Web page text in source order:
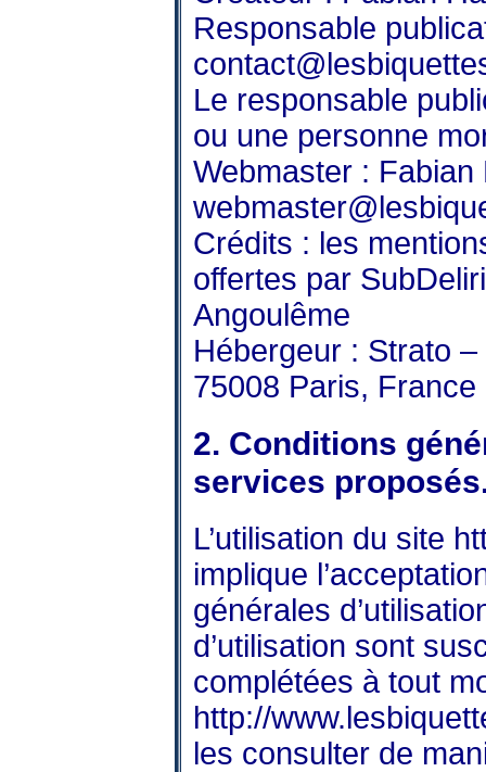
Responsable
Le responsable
ou une personne
Webmaster : Fabian
Crédits : les
offertes par
Angoulême
Hébergeur : Strato
75008 Paris, France
2. Conditions
services
L’utilisation du site
implique
générales
d’utilisation sont
complétées à tout
http://
les consulter de